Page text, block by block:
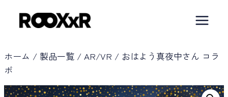
ス
キ
ッ
ホーム / 製品一覧 / AR/VR / おはよう真夜中さん コラ
ボ